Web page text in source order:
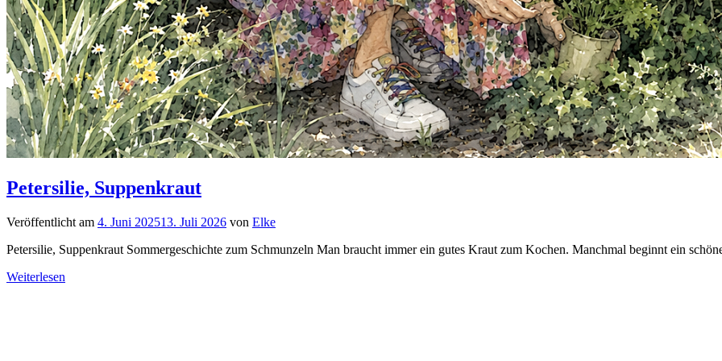
Petersilie, Suppenkraut
Veröffentlicht am 4. Juni 202513. Juli 2026 von Elke
Petersilie, Suppenkraut Sommergeschichte zum Schmunzeln Man braucht immer ein gutes Kraut zum Kochen. Manchmal beginnt ein
Weiterlesen